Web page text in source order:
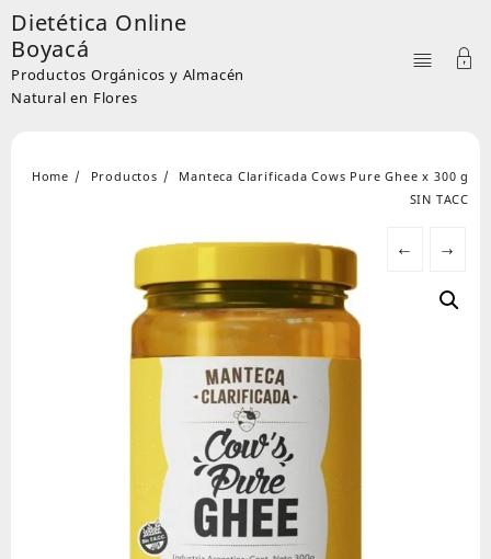
Skip
to
content
Dietética Online
Boyacá
Productos Orgánicos y Almacén
Natural en Flores
Home Productos
Manteca Clarificada Cows Pure Ghee x 300 g
SIN TACC
← →